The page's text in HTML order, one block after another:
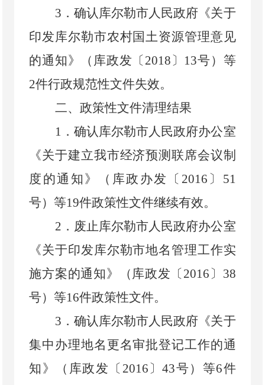
3 ． 确认库尔勒市人民政府《关于
印发库尔勒市农村国土资源管理意见
的通知》（库政发〔 2018 〕 13号）等
2件行政规范性文件失效。
二、政策性文件清理结果
1 ． 确认库尔勒市人民政府办公室
《关于建立我市经济预测联席会议制
度的通知》
（ 库政办发〔 2016 〕 51
号）等19件政策性文件继续有效。
2 ． 废止库尔勒市人民政府办公室
《关于印发库尔勒市地名管理工作实
施方案的通知》
（ 库政发〔 2016 〕 38
号）等16件政策性文件。
3 ． 确认库尔勒市人民政府《关于
集中办理地名更名审批登记工作的通
知》（库政发〔 2016 〕43号）等6件